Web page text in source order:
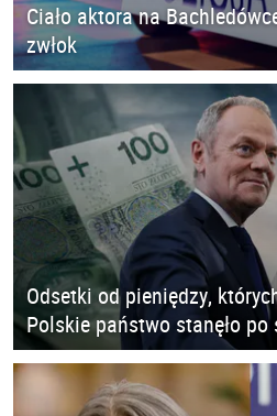
Ciało aktora na
zwłok
Odsetki od pieniędzy,
Polskie państwo stanęło